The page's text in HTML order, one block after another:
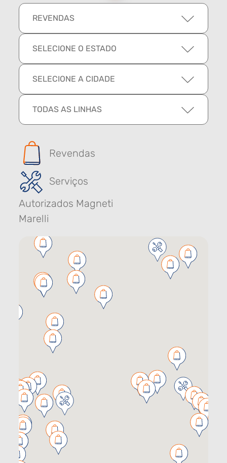
REVENDAS
SELECIONE O ESTADO
SELECIONE A CIDADE
TODAS AS LINHAS
Revendas
Serviços
Autorizados Magneti
Marelli